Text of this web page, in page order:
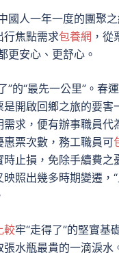
國人一年一度的團聚
行焦點需求包養網 ，
更安心、更舒心。
”的“最先一公里”。
開啟回鄉之旅的要
求，便有辦事職員
票次數，務工職員可
時止損，免除手續費
照出幾多時期變遷，
較牢“走得了”的堅實基
水瓶最貴的一滴淚水